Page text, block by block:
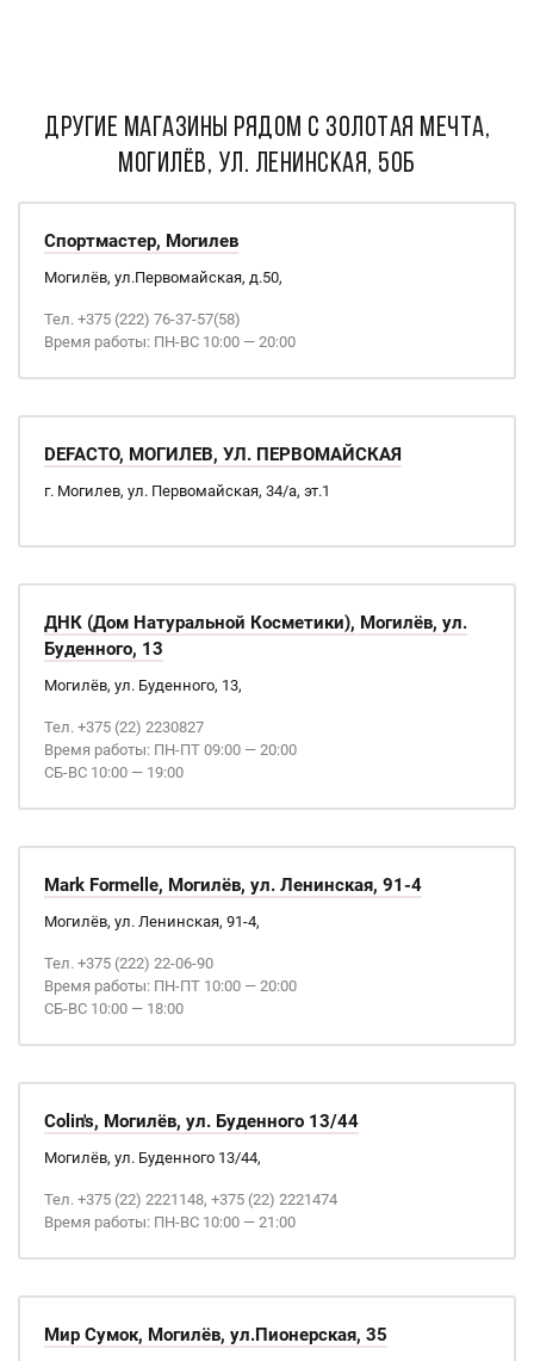
ДРУГИЕ МАГАЗИНЫ РЯДОМ С Золотая мечта,
Могилёв, ул. Ленинская, 50б
Спортмастер, Могилев
Могилёв, ул.Первомайская, д.50,
Тел. +375 (222) 76-37-57(58)
Время работы: ПН-ВС 10:00 — 20:00
DEFACTO, МОГИЛЕВ, УЛ. ПЕРВОМАЙСКАЯ
г. Могилев, ул. Первомайская, 34/а, эт.1
ДНК (Дом Натуральной Косметики), Могилёв, ул.
Буденного, 13
Могилёв, ул. Буденного, 13,
Тел. +375 (22) 2230827
Время работы: ПН-ПТ 09:00 — 20:00
СБ-ВС 10:00 — 19:00
Mark Formelle, Могилёв, ул. Ленинская, 91-4
Могилёв, ул. Ленинская, 91-4,
Тел. +375 (222) 22-06-90
Время работы: ПН-ПТ 10:00 — 20:00
СБ-ВС 10:00 — 18:00
Colin's, Могилёв, ул. Буденного 13/44
Могилёв, ул. Буденного 13/44,
Тел. +375 (22) 2221148, +375 (22) 2221474
Время работы: ПН-ВС 10:00 — 21:00
Мир Сумок, Могилёв, ул.Пионерская, 35